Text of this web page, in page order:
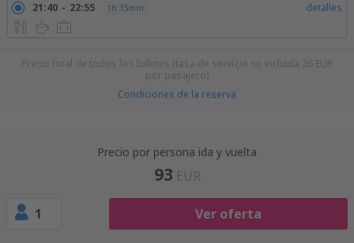
21:40 22:55 1h 15min detalles
Precio total de todos los billetes (tasa de servicio no incluida 26 EUR
por pasajero)
Condiciones de la reserva
Precio por persona ida y vuelta
93 EUR
1 Ver oferta